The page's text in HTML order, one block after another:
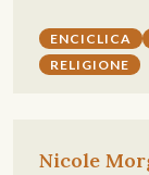
ENCICLICA
RELIGIONE
Nicole